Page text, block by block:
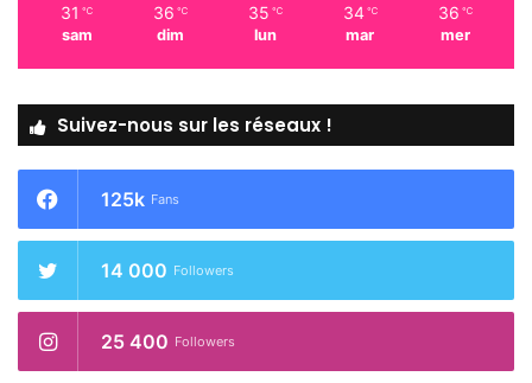
31 ℃
sam
36 ℃
dim
35 ℃
lun
34 ℃
mar
36 ℃
mer
Suivez-nous sur les réseaux !
125k Fans
14 000 Followers
25 400 Followers